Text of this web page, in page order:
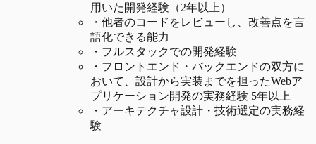
用いた開発経験（2年以上）
・ 他者のコードをレビューし、改善点を言
語化できる能力
・ フルスタックでの開発経験
・ フロントエンド・バックエンドの双方に
おいて、設計から実装までを担ったWebア
プリケーション開発の実務経験 5年以上
・ アーキテクチャ設計・技術選定の実務経
験